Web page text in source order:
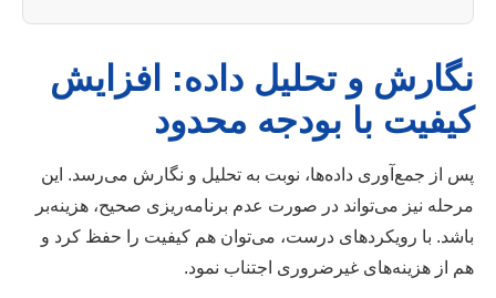
نگارش و تحلیل داده: افزایش
کیفیت با بودجه محدود
پس از جمع‌آوری داده‌ها، نوبت به تحلیل و نگارش می‌رسد. این
مرحله نیز می‌تواند در صورت عدم برنامه‌ریزی صحیح، هزینه‌بر
باشد. با رویکردهای درست، می‌توان هم کیفیت را حفظ کرد و
هم از هزینه‌های غیرضروری اجتناب نمود.